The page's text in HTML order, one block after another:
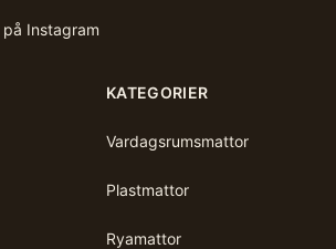
på Instagram
KATEGORIER
Vardagsrumsmattor
Plastmattor
Ryamattor